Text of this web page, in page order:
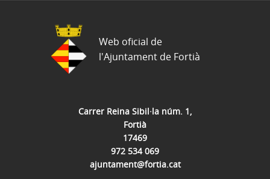
Carrer Reina Sibil·la núm. 1,
Fortià
17469
972 534 069
ajuntament@fortia.cat
Web oficial de
l'Ajuntament de Fortià